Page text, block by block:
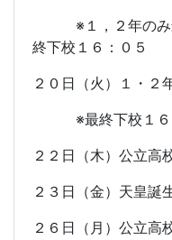
※１，２年のみ最
終下校１６：０５
２０日（火）１・２
※最終下校１６
２２日（木）公立高
２３日（金）天皇誕
２６日（月）公立高